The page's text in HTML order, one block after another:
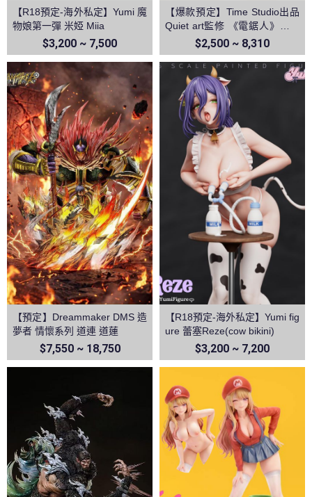
【R18預定-海外私定】Yumi 魔
物娘第一彈 米婭 Miia
$3,200 ~ 7,500
【爆款預定】Time Studio出品
Quiet art監修 《電鋸人》蕾塞
篇－蕾塞$2,500 ~ 8,310
【預定】Dreammaker DMS 造
夢者 情懷系列 道連 道蓮
$7,550 ~ 18,750
【R18預定-海外私定】Yumi fig
ure 蕾塞Reze(cow bikini)
$3,200 ~ 7,200